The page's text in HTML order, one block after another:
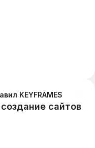
KEYFRAMES